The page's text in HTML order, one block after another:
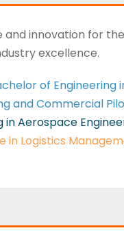
and innovation for the
excellence.
of Engineering
and Commercial
in Aerospace
in Logistics